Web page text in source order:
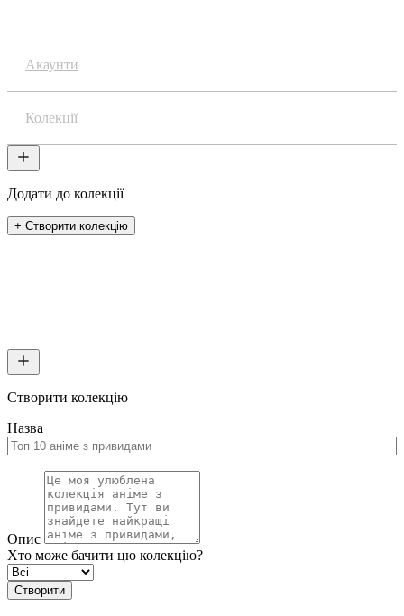
Акаунти
Колекції
Додати до колекції
+ Створити колекцію
Створити колекцію
Назва
Опис
Хто може бачити цю колекцію?
Створити